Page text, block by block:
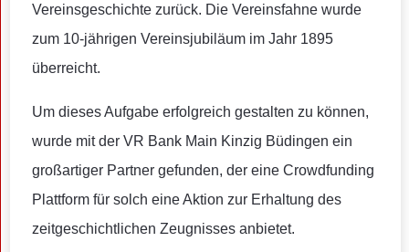
Vereinsgeschichte zurück. Die Vereinsfahne wurde
zum 10-jährigen Vereinsjubiläum im Jahr 1895
überreicht.
Um dieses Aufgabe erfolgreich gestalten zu können,
wurde mit der VR Bank Main Kinzig Büdingen ein
großartiger Partner gefunden, der eine Crowdfunding
Plattform für solch eine Aktion zur Erhaltung des
zeitgeschichtlichen Zeugnisses anbietet.